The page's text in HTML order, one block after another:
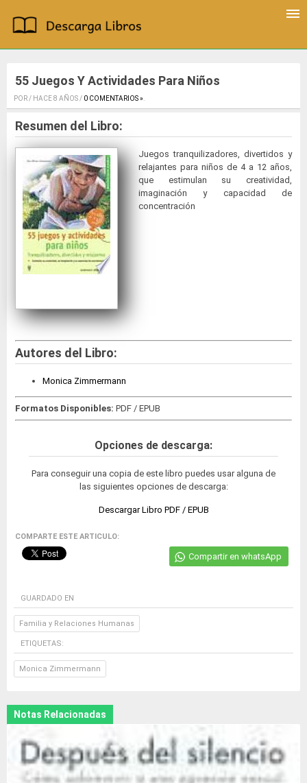
55 Juegos Y Actividades Para Niños
POR / HACE 8 AÑOS / 0 COMENTARIOS ».
Resumen del Libro:
Juegos tranquilizadores, divertidos y
relajantes para niños de 4 a 12 años,
que estimulan su creatividad,
imaginación y capacidad de
concentración
Autores del Libro:
Monica Zimmermann
Formatos Disponibles: PDF / EPUB
Opciones de descarga:
Para conseguir una copia de este libro puedes usar alguna de
las siguientes opciones de descarga:
Descargar Libro PDF / EPUB
COMPARTE ESTE ARTICULO:
Compartir en whatsApp
GUARDADO EN
Familia y Relaciones Humanas
ETIQUETAS:
Monica Zimmermann
Notas Relacionadas